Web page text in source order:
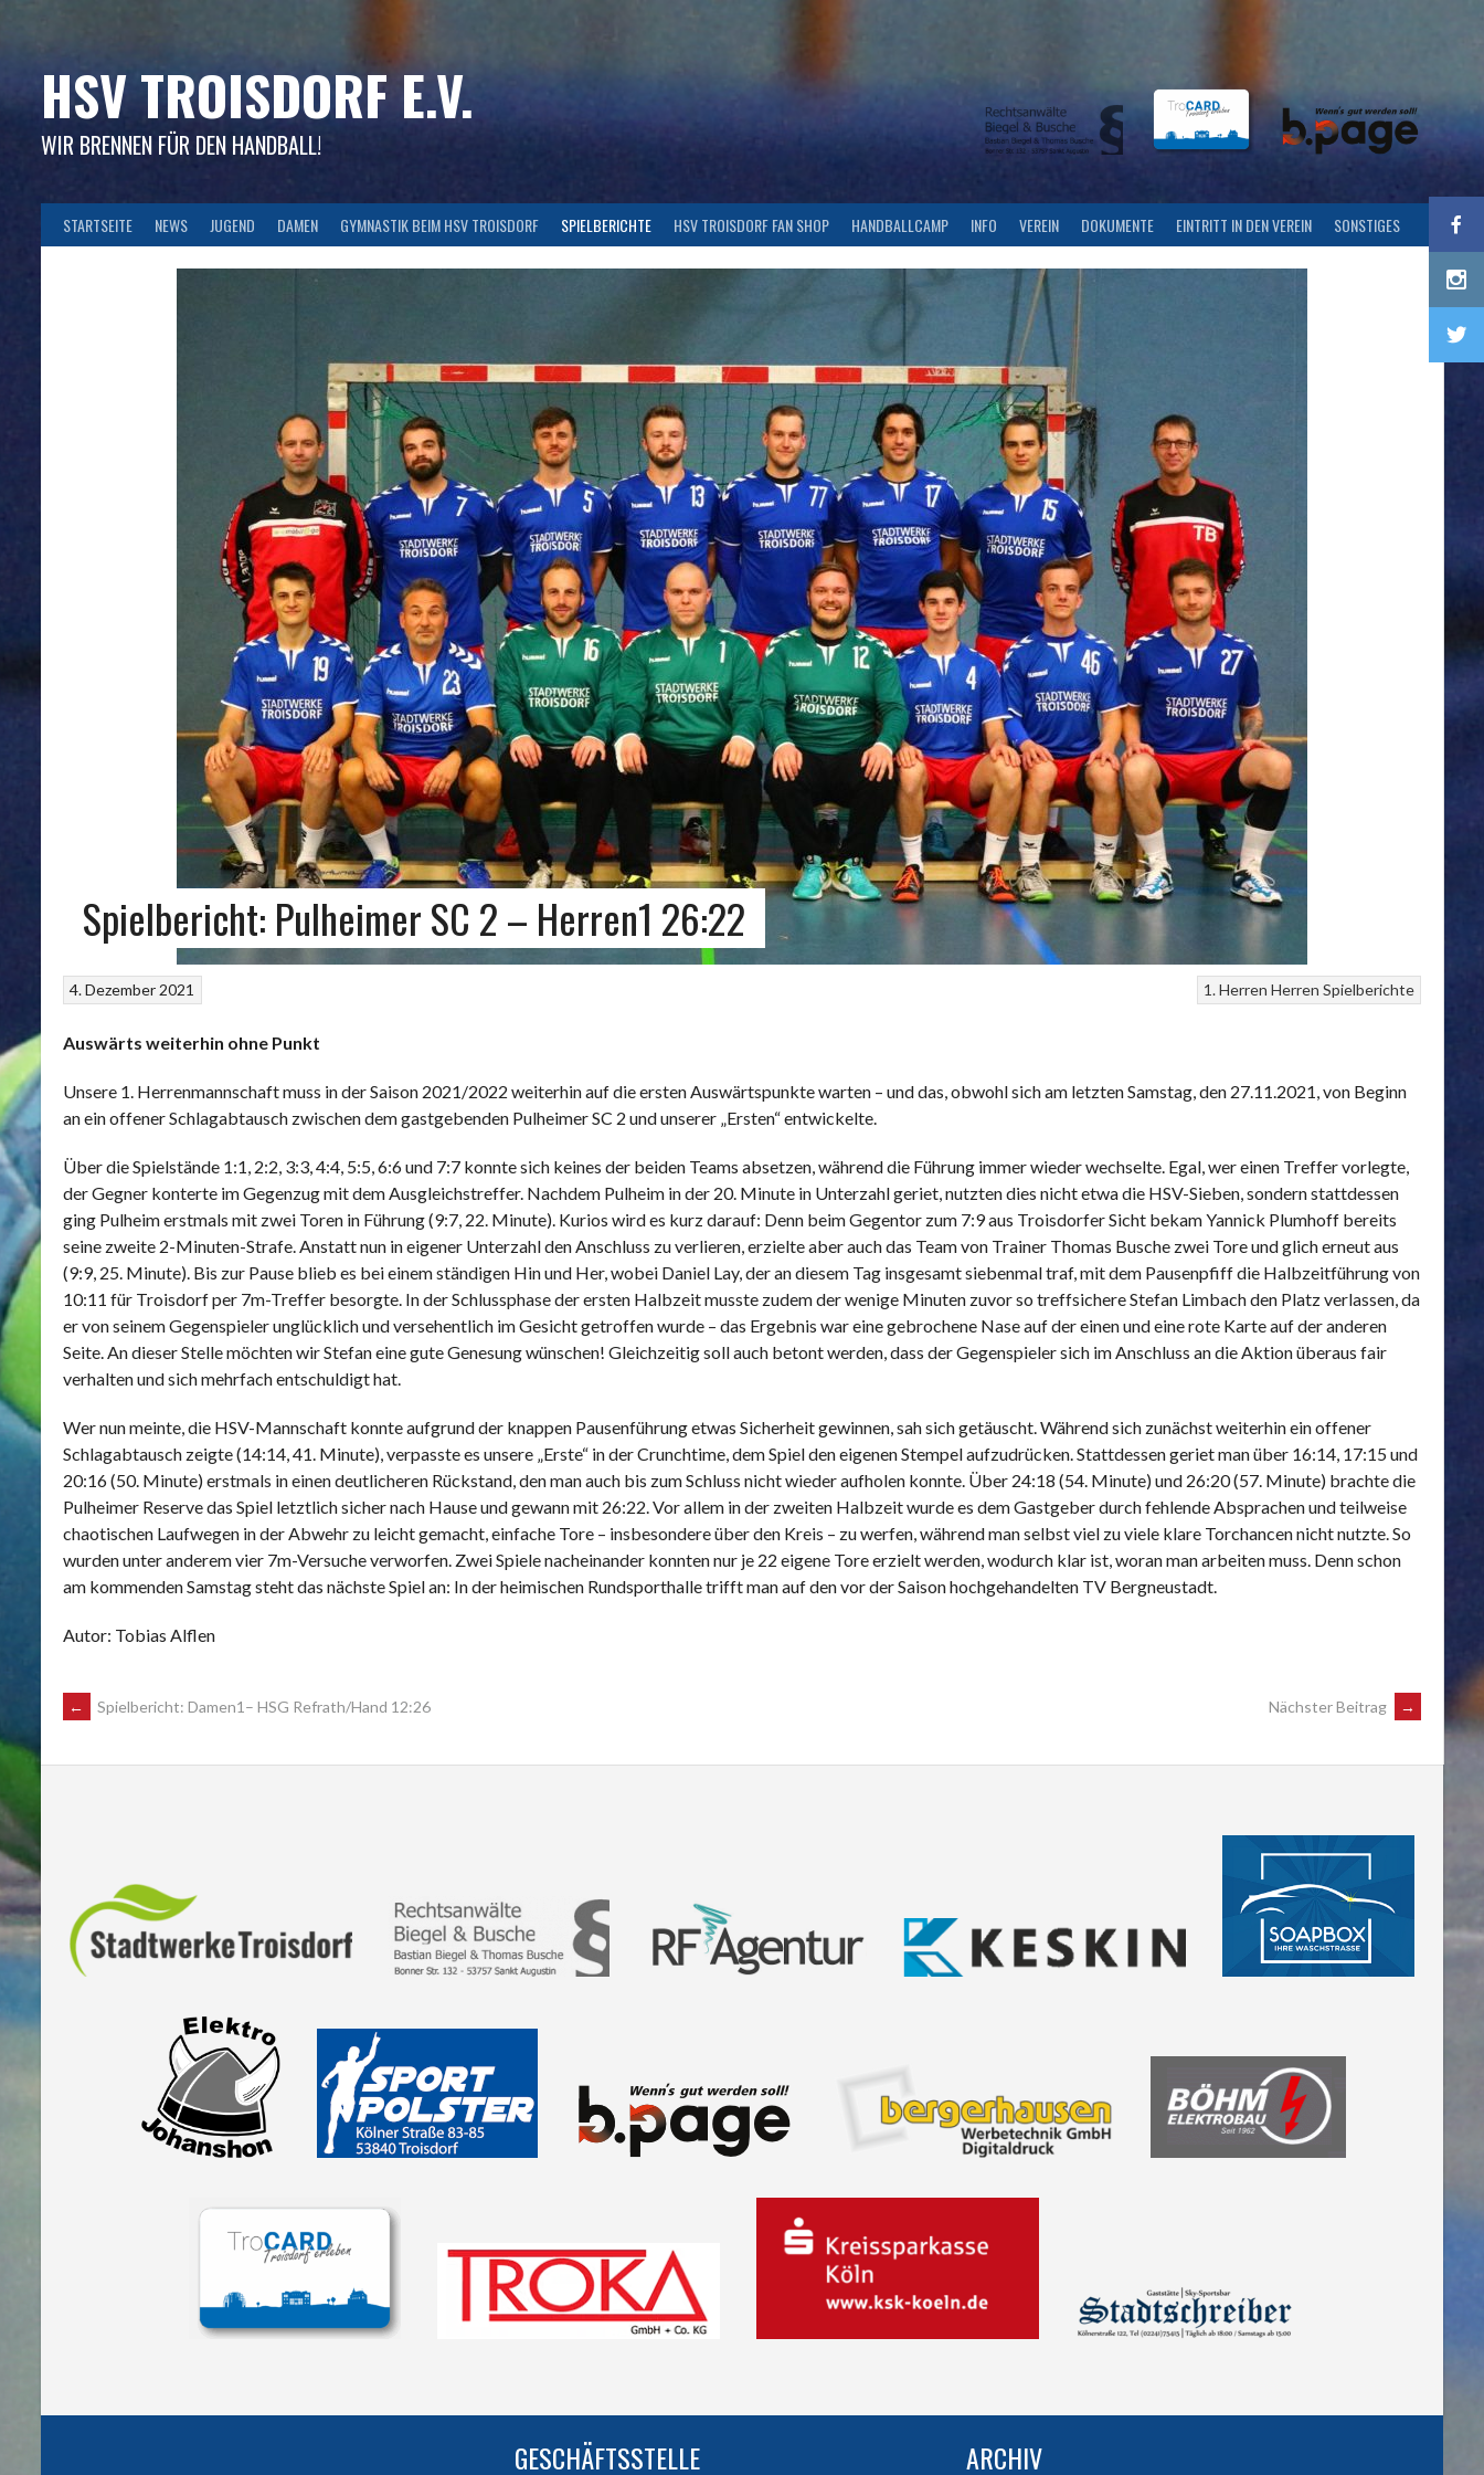
HSV TROISDORF E.V.
WIR BRENNEN FÜR DEN HANDBALL!
STARTSEITE NEWS JUGEND DAMEN GYMNASTIK BEIM HSV TROISDORF SPIELBERICHTE HSV TROISDORF FAN SHOP HANDBALLCAMP INFO VEREIN DOKUMENTE EINTRITT IN DEN VEREIN SONSTIGES
Spielbericht: Pulheimer SC 2 – Herren1 26:22
1. Herren Herren Spielberichte
4. Dezember 2021
Auswärts weiterhin ohne Punkt
Unsere 1. Herrenmannschaft muss in der Saison 2021/2022 weiterhin auf die ersten Auswärtspunkte warten – und das, obwohl sich am letzten Samstag, den 27.11.2021, von Beginn
an ein offener Schlagabtausch zwischen dem gastgebenden Pulheimer SC 2 und unserer „Ersten“ entwickelte.
Über die Spielstände 1:1, 2:2, 3:3, 4:4, 5:5, 6:6 und 7:7 konnte sich keines der beiden Teams absetzen, während die Führung immer wieder wechselte. Egal, wer einen Treffer vorlegte,
der Gegner konterte im Gegenzug mit dem Ausgleichstreffer. Nachdem Pulheim in der 20. Minute in Unterzahl geriet, nutzten dies nicht etwa die HSV-Sieben, sondern stattdessen
ging Pulheim erstmals mit zwei Toren in Führung (9:7, 22. Minute). Kurios wird es kurz darauf: Denn beim Gegentor zum 7:9 aus Troisdorfer Sicht bekam Yannick Plumhoff bereits
seine zweite 2-Minuten-Strafe. Anstatt nun in eigener Unterzahl den Anschluss zu verlieren, erzielte aber auch das Team von Trainer Thomas Busche zwei Tore und glich erneut aus
(9:9, 25. Minute). Bis zur Pause blieb es bei einem ständigen Hin und Her, wobei Daniel Lay, der an diesem Tag insgesamt siebenmal traf, mit dem Pausenpfiff die Halbzeitführung von
10:11 für Troisdorf per 7m-Treffer besorgte. In der Schlussphase der ersten Halbzeit musste zudem der wenige Minuten zuvor so treffsichere Stefan Limbach den Platz verlassen, da
er von seinem Gegenspieler unglücklich und versehentlich im Gesicht getroffen wurde – das Ergebnis war eine gebrochene Nase auf der einen und eine rote Karte auf der anderen
Seite. An dieser Stelle möchten wir Stefan eine gute Genesung wünschen! Gleichzeitig soll auch betont werden, dass der Gegenspieler sich im Anschluss an die Aktion überaus fair
verhalten und sich mehrfach entschuldigt hat.
Wer nun meinte, die HSV-Mannschaft konnte aufgrund der knappen Pausenführung etwas Sicherheit gewinnen, sah sich getäuscht. Während sich zunächst weiterhin ein offener
Schlagabtausch zeigte (14:14, 41. Minute), verpasste es unsere „Erste“ in der Crunchtime, dem Spiel den eigenen Stempel aufzudrücken. Stattdessen geriet man über 16:14, 17:15 und
20:16 (50. Minute) erstmals in einen deutlicheren Rückstand, den man auch bis zum Schluss nicht wieder aufholen konnte. Über 24:18 (54. Minute) und 26:20 (57. Minute) brachte die
Pulheimer Reserve das Spiel letztlich sicher nach Hause und gewann mit 26:22. Vor allem in der zweiten Halbzeit wurde es dem Gastgeber durch fehlende Absprachen und teilweise
chaotischen Laufwegen in der Abwehr zu leicht gemacht, einfache Tore – insbesondere über den Kreis – zu werfen, während man selbst viel zu viele klare Torchancen nicht nutzte. So
wurden unter anderem vier 7m-Versuche verworfen. Zwei Spiele nacheinander konnten nur je 22 eigene Tore erzielt werden, wodurch klar ist, woran man arbeiten muss. Denn schon
am kommenden Samstag steht das nächste Spiel an: In der heimischen Rundsporthalle trifft man auf den vor der Saison hochgehandelten TV Bergneustadt.
Autor: Tobias Alflen
POST
NAVIGATION
← Spielbericht: Damen1– HSG Refrath/Hand 12:26 Nächster Beitrag →
GESCHÄFTSSTELLE ARCHIV